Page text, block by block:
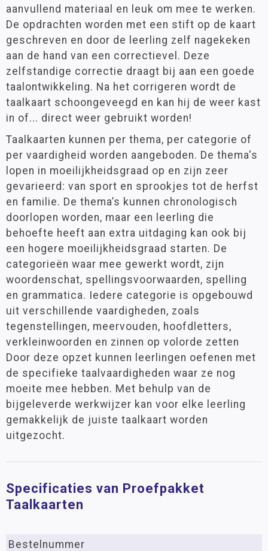
aanvullend materiaal en leuk om mee te werken.
De opdrachten worden met een stift op de kaart
geschreven en door de leerling zelf nagekeken
aan de hand van een correctievel. Deze
zelfstandige correctie draagt bij aan een goede
taalontwikkeling. Na het corrigeren wordt de
taalkaart schoongeveegd en kan hij de weer kast
in of... direct weer gebruikt worden!
Taalkaarten kunnen per thema, per categorie of
per vaardigheid worden aangeboden. De thema's
lopen in moeilijkheidsgraad op en zijn zeer
gevarieerd: van sport en sprookjes tot de herfst
en familie. De thema’s kunnen chronologisch
doorlopen worden, maar een leerling die
behoefte heeft aan extra uitdaging kan ook bij
een hogere moeilijkheidsgraad starten. De
categorieën waar mee gewerkt wordt, zijn
woordenschat, spellingsvoorwaarden, spelling
en grammatica. Iedere categorie is opgebouwd
uit verschillende vaardigheden, zoals
tegenstellingen, meervouden, hoofdletters,
verkleinwoorden en zinnen op volorde zetten
Door deze opzet kunnen leerlingen oefenen met
de specifieke taalvaardigheden waar ze nog
moeite mee hebben. Met behulp van de
bijgeleverde werkwijzer kan voor elke leerling
gemakkelijk de juiste taalkaart worden
uitgezocht.
Specificaties van Proefpakket
Taalkaarten
Bestelnummer